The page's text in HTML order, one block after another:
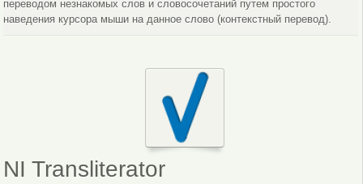
переводом незнакомых слов и словосочетаний путем простого
наведения курсора мыши на данное слово (контекстный перевод).
NI Transliterator